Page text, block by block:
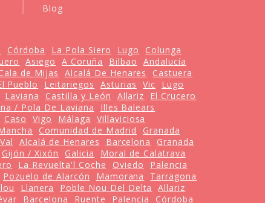
Blog
Córdoba La Pola Siero Lugo
Colunga
Asiego A Coruña Bilbao
Andalucía
de Mijas Alcalá De Henares
Castuera
Pueblo Leitariegos Asturias Vic
Lugo
Laviana Castilla y León Allariz
El Crucero
/ Pola De Laviana
Illes Balears
Caso Vigo Málaga
Villaviciosa
Comunidad de Madrid
Granada
Alcalá de Henares Barcelona
Granada
Gijón / Xixón Galicia
Moral de Calatrava
La Revuelta'l Coche Oviedo
Palencia
Pozuelo de Alarcón Mamorana
Tarragona
Llanera Poble Nou Del Delta
Allariz
Barcelona Ruente Palencia Córdoba